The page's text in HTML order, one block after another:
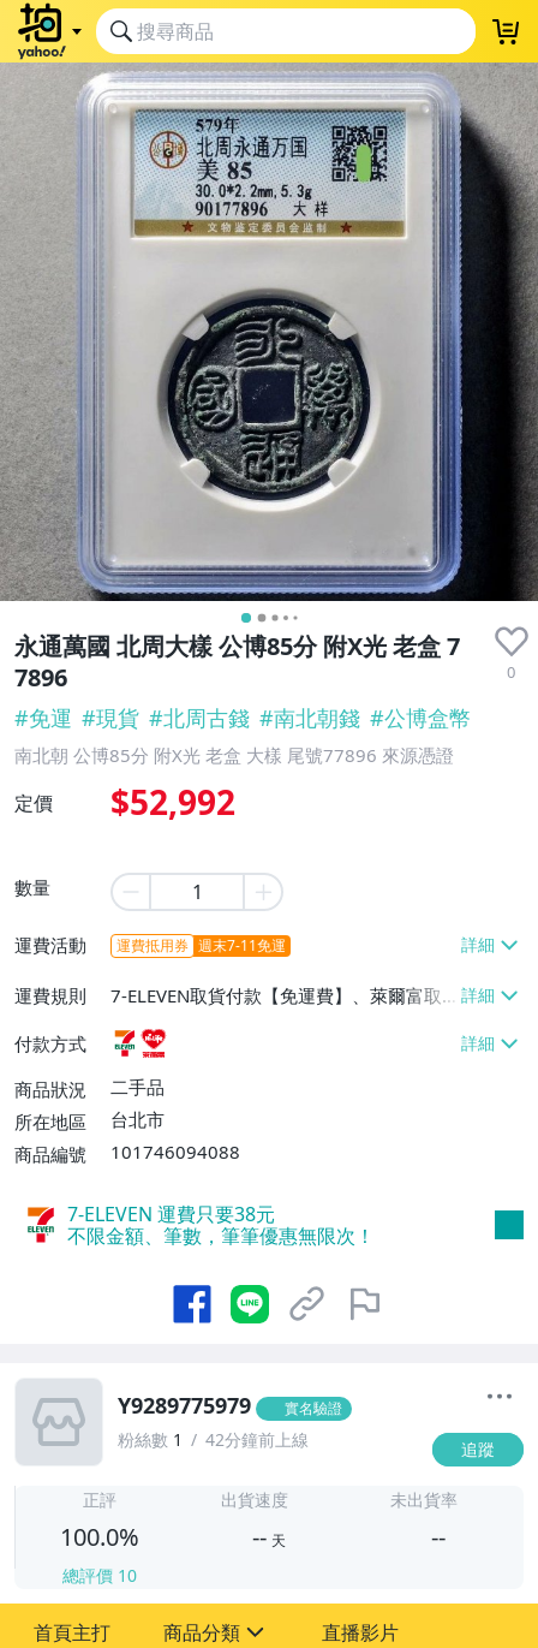
永通萬國 北周大樣 公博85分 附X光 老盒 7
7896
0
#免運 #現貨 #北周古錢 #南北朝錢 #公博盒幣
南北朝 公博85分 附X光 老盒 大樣 尾號77896 來源憑證
定價 $52,992
數量
運費活動 運費抵用券 週末7-11免運
運費規則
7-ELEVEN取貨付款【免運費】、萊爾富取
貨付款【免運費】
付款方式
商品狀況
二手品
所在地區
台北市
商品編號
101746094088
7-ELEVEN 運費只要38元
不限金額、筆數，筆筆優惠無限次！
Y9289775979 實名驗證
粉絲數 1 42分鐘前上線 追蹤
正評
100.0%
總評價 10
出貨速度
-- 天
未出貨率
--
首頁主打 商品分類 直播影片